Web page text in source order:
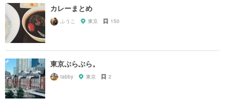
カレーまとめ
ふうこ 東京 150
東京ぶらぶら。
tabby 東京 2